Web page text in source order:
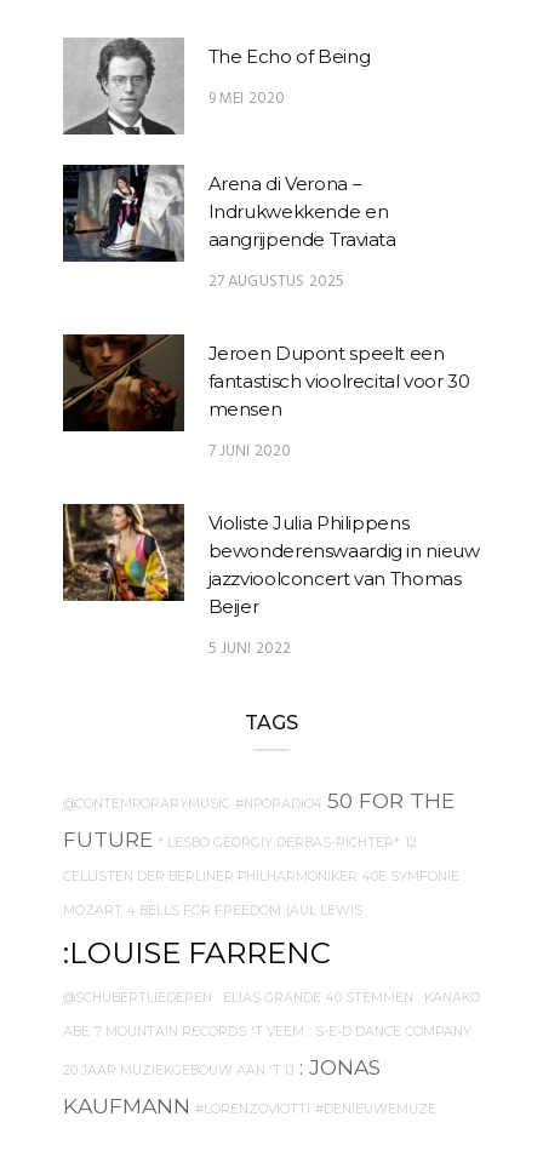
The Echo of Being
9 MEI 2020
Arena di Verona –
Indrukwekkende en
aangrijpende Traviata
27 AUGUSTUS 2025
Jeroen Dupont speelt een
fantastisch vioolrecital voor 30
mensen
7 JUNI 2020
Violiste Julia Philippens
bewonderenswaardig in nieuw
jazzvioolconcert van Thomas
Beijer
5 JUNI 2022
TAGS
@CONTEMPORARYMUSIC #NPORADIO4 50 FOR THE
FUTURE * LESBO GEORGIY DERBAS-RICHTER* 12
CELLISTEN DER BERLINER PHILHARMONIKER 40E SYMFONIE
MOZART 4 BELLS FOR FREEDOM {AUL LEWIS
:LOUISE FARRENC
@SCHUBERTLIEDEREN . ELIAS GRANDE 40 STEMMEN . KANAKO
ABE 7 MOUNTAIN RECORDS 'T VEEM . S-E-D DANCE COMPANY
20 JAAR MUZIEKGEBOUW AAN 'T IJ : JONAS
KAUFMANN #LORENZOVIOTTI #DENIEUWEMUZE